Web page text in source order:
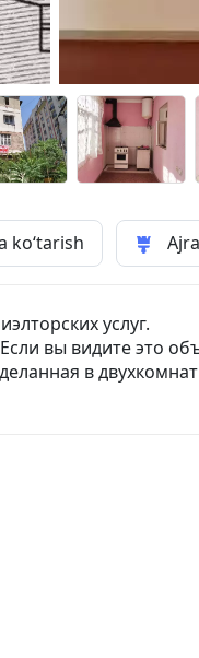
ko‘tarish
услуг.
вы видите это
в